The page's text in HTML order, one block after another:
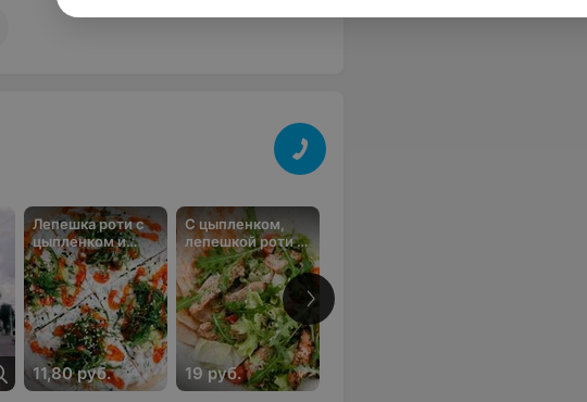
Лепешка роти с
цыпленком и
салатом чука
11,80 руб.
С цыпленком,
лепешкой роти и
ореховым
соусом
19 руб.